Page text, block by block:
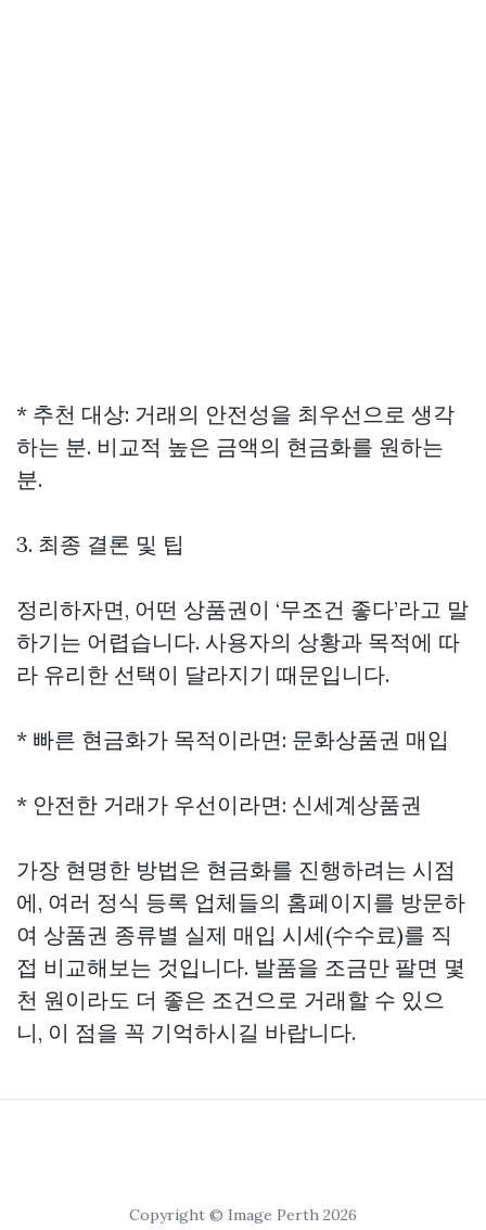
* 추천 대상: 거래의 안전성을 최우선으로 생각
하는 분. 비교적 높은 금액의 현금화를 원하는
분.
3. 최종 결론 및 팁
정리하자면, 어떤 상품권이 ‘무조건 좋다’라고 말
하기는 어렵습니다. 사용자의 상황과 목적에 따
라 유리한 선택이 달라지기 때문입니다.
* 빠른 현금화가 목적이라면: 문화상품권 매입
* 안전한 거래가 우선이라면: 신세계상품권
가장 현명한 방법은 현금화를 진행하려는 시점
에, 여러 정식 등록 업체들의 홈페이지를 방문하
여 상품권 종류별 실제 매입 시세(수수료)를 직
접 비교해보는 것입니다. 발품을 조금만 팔면 몇
천 원이라도 더 좋은 조건으로 거래할 수 있으
니, 이 점을 꼭 기억하시길 바랍니다.
Copyright © Image Perth 2026